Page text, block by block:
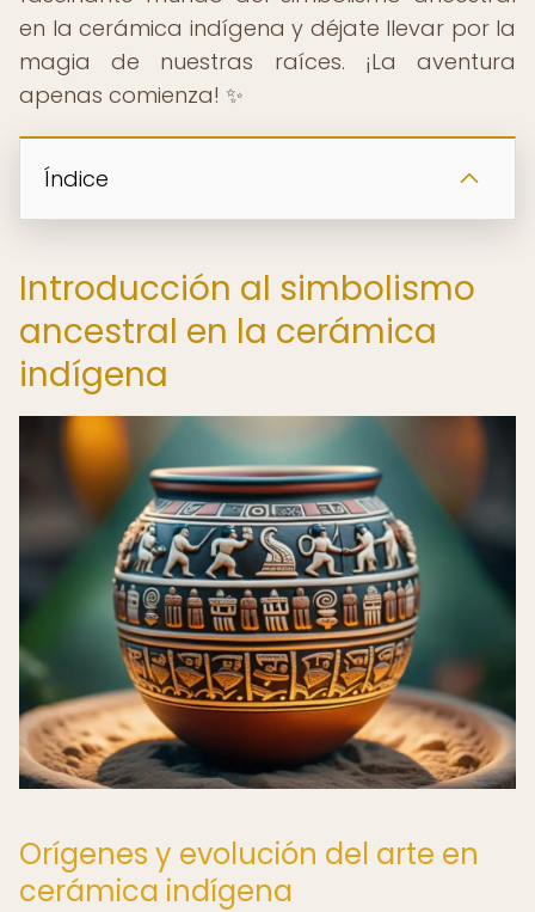
en la cerámica indígena y déjate llevar por la
magia de nuestras raíces. ¡La aventura
apenas comienza! ✨
Índice
Introducción al simbolismo
ancestral en la cerámica
indígena
Orígenes y evolución del arte en
cerámica indígena